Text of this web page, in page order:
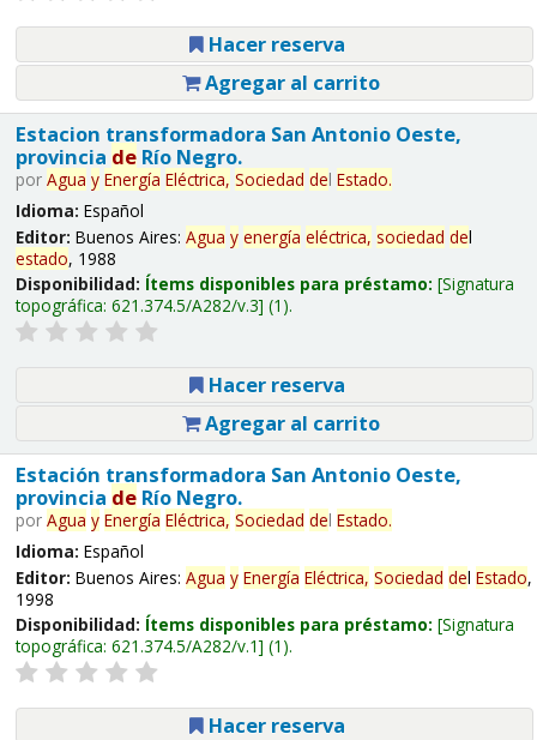
Hacer reserva
Agregar al carrito
Estacion transformadora San Antonio Oeste,
provincia deRío Negro.
por Agua y Energía Eléctrica, Sociedad del Estado.
Idioma: Español
Editor: Buenos Aires: Agua y energía eléctrica, sociedad del
estado, 1988
Disponibilidad: Ítems disponibles para préstamo: Signatura
topográfica: 621.374.5/A282/v.3 (1).
Hacer reserva
Agregar al carrito
Estación transformadora San Antonio Oeste,
provincia deRío Negro.
por Agua y Energía Eléctrica, Sociedad del Estado.
Idioma: Español
Editor: Buenos Aires: Agua y Energía Eléctrica, Sociedad del Estado,
1998
Disponibilidad: Ítems disponibles para préstamo: Signatura
topográfica: 621.374.5/A282/v.1 (1).
Hacer reserva